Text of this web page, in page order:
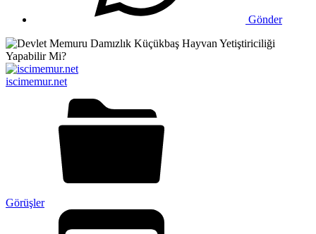
Gönder
iscimemur.net
Görüşler